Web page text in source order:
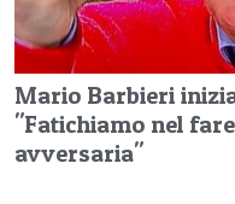
Mario Barbieri
"Fatichiamo nel
avversaria"